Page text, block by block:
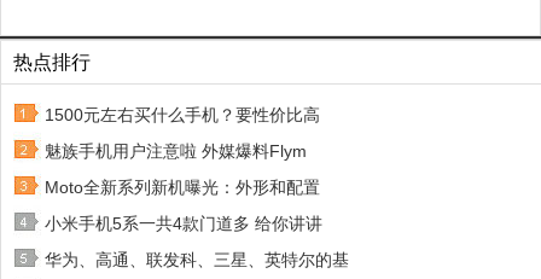
热点排行
1500元左右买什么手机？要性价比高
魅族手机用户注意啦 外媒爆料Flym
Moto全新系列新机曝光：外形和配置
小米手机5系一共4款门道多 给你讲讲
华为、高通、联发科、三星、英特尔的基